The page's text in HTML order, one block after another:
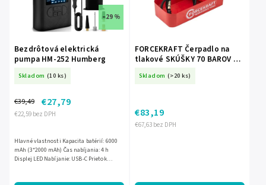
–29 %
Bezdrôtová elektrická
pumpa HM-252 Humberg
Skladom (10 ks)
€22,59 bez DPH
€39,49 €27,79
Hlavné vlastnosti Kapacita batérií: 6000
mAh (3*2000 mAh) Čas nabíjania: 4 h
Displej LED Nabíjanie: USB-C Prietok
FORCEKRAFT Čerpadlo na
tlakové SKÚŠKY 70 BAROV 2
VODU
Skladom (>20 ks)
€67,63 bez DPH
€83,19